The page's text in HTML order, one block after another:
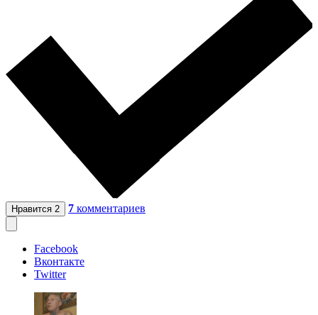
Нравится 2 7 комментариев
Facebook
Вконтакте
Twitter